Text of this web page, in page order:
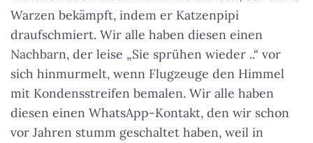
Warzen bekämpft, indem er Katzenpipi
draufschmiert. Wir alle haben diesen einen
Nachbarn, der leise „Sie sprühen wieder ..“ vor
sich hinmurmelt, wenn Flugzeuge den Himmel
mit Kondensstreifen bemalen. Wir alle haben
diesen einen WhatsApp-Kontakt, den wir schon
vor Jahren stumm geschaltet haben, weil in